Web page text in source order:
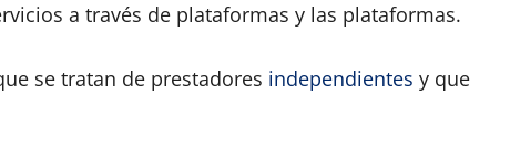
a través de plataformas y las plataformas.
se tratan de prestadores independientes y que